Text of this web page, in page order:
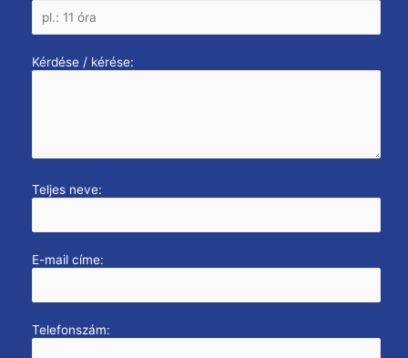
Kérdése / kérése:
Teljes neve:
E-mail címe:
Telefonszám: